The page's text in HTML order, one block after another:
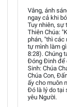
Vâng, ánh
ngay cả khi
Tuy nhiên, sự
Thiên Chúa:
phán, "thì các
tự mình làm
8:28). Chúng
Đóng Đinh để
Sinh: Chúa
Chúa Con,
ấy cho muôn
Đó là lý do tại
yêu Người.